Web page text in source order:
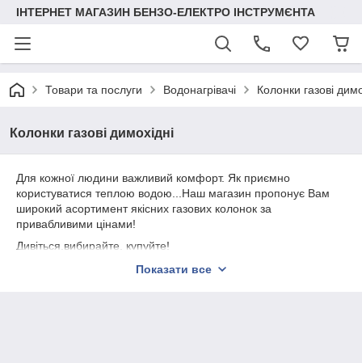
ІНТЕРНЕТ МАГАЗИН БЕНЗО-ЕЛЕКТРО ІНСТРУМЄНТА
Товари та послуги Водонагрівачі Колонки газові
Колонки газові димохідні
Для кожної людини важливий комфорт. Як приємно
користуватися теплою водою...Наш магазин пропонує Вам
широкий асортимент якісних газових колонок за
привабливими цінами!
Дивіться,вибирайте, купуйте!
З радістю відповімо на всі Ваші запитання.
Показати все